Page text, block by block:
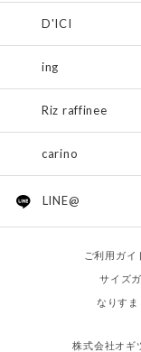
D'ICI
ing
Riz raffinee
carino
LINE@
ご利用ガイ
サイズ
なりす
株式会社オギ